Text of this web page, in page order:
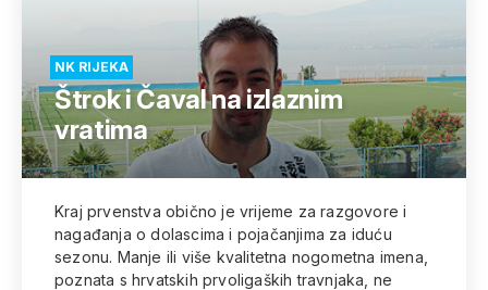
NK RIJEKA
Štrok i Čaval na izlaznim
vratima
Kraj prvenstva obično je vrijeme za razgovore i
nagađanja o dolascima i pojačanjima za iduću
sezonu. Manje ili više kvalitetna nogometna imena,
poznata s hrvatskih prvoligaških travnjaka, ne